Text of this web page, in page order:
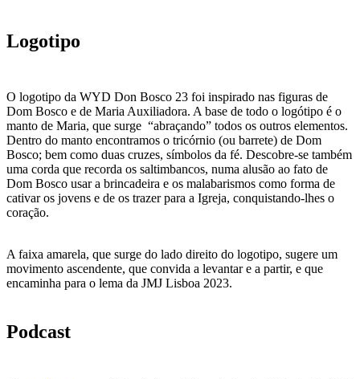
Logotipo
O logotipo da WYD Don Bosco 23 foi inspirado nas figuras de
Dom Bosco e de Maria Auxiliadora. A base de todo o logótipo é o
manto de Maria, que surge “abraçando” todos os outros elementos.
Dentro do manto encontramos o tricórnio (ou barrete) de Dom
Bosco; bem como duas cruzes, símbolos da fé. Descobre-se também
uma corda que recorda os saltimbancos, numa alusão ao fato de
Dom Bosco usar a brincadeira e os malabarismos como forma de
cativar os jovens e de os trazer para a Igreja, conquistando-lhes o
coração.
A faixa amarela, que surge do lado direito do logotipo, sugere um
movimento ascendente, que convida a levantar e a partir, e que
encaminha para o lema da JMJ Lisboa 2023.
Podcast